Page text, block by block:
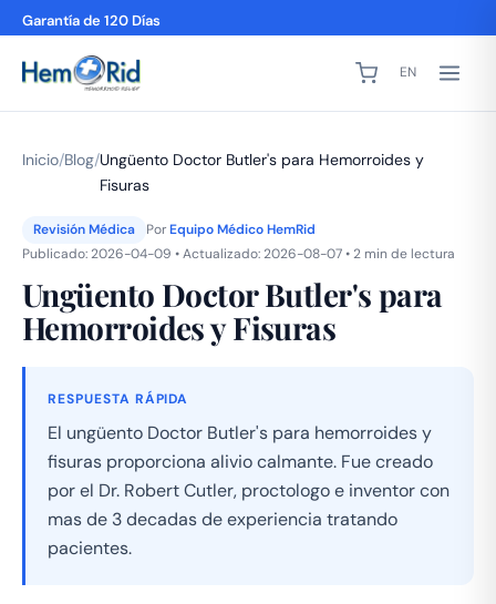
Garantía de 120 Días
EN
Inicio/Blog/Ungüento Doctor Butler's para Hemorroides y
Fisuras
Revisión Médica PorEquipo Médico HemRid
Publicado: 2026-04-09 • Actualizado: 2026-08-07 • 2 min de lectura
Ungüento Doctor Butler's para
Hemorroides y Fisuras
RESPUESTA RÁPIDA
El ungüento Doctor Butler's para hemorroides y
fisuras proporciona alivio calmante. Fue creado
por el Dr. Robert Cutler, proctologo e inventor con
mas de 3 decadas de experiencia tratando
pacientes.